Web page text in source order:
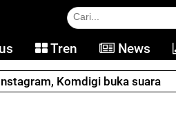
Tren News
Komdigi buka suara